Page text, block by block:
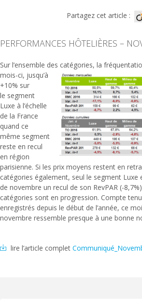
Partagez cet article :
PERFORMANCES HÔTELIÈRES –
Sur l’ensemble des catégories, la
mois-ci, jusqu’à
+10% sur
le segment
Luxe à l’échelle
de la France
quand ce
même segment
reste en recul
en région
parisienne. Si les prix moyens restent en
catégories également, seul le segment Luxe
de novembre un recul de son RevPAR (-
catégories sont en progression. Compte
enregistrés depuis le début de l’année, ce
novembre ressemble presque à une bonne
lire l’article complet